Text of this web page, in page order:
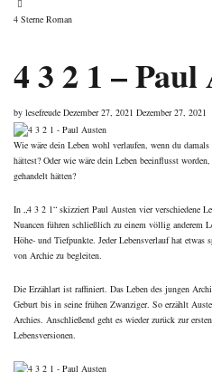
Categories
4 Sterne Roman
4 3 2 1 – Paul
by lesefreude Posted
on
Dezember 27, 2021 Dezember 27, 2021
Wie wäre dein Leben wohl verlaufen, wenn du
hättest? Oder wie wäre dein Leben beeinflusst
gehandelt hätten?
In „4 3 2 1“ skizziert Paul Austen vier verschiedene
Nuancen führen schließlich zu einem völlig anderem
Höhe- und Tiefpunkte. Jeder Lebensverlauf hat etwas
von Archie zu begleiten.
Die Erzählart ist raffiniert. Das Leben des jungen
Geburt bis in seine frühen Zwanziger. So erzählt
Archies. Anschließend geht es wieder zurück zur
Lebensversionen.